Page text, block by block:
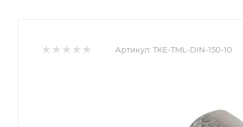
Артикул: TKE-TML-DIN-150-10